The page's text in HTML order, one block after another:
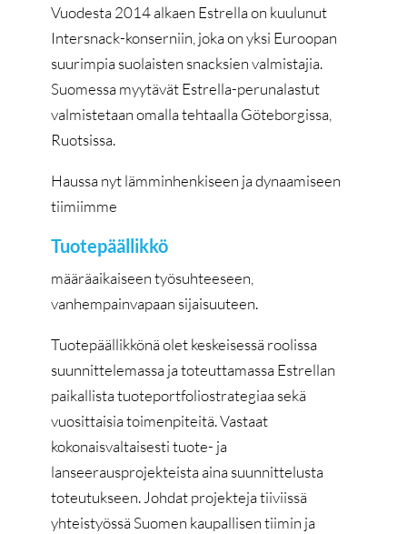
Vuodesta 2014 alkaen Estrella on kuulunut
Intersnack-konserniin, joka on yksi Euroopan
suurimpia suolaisten snacksien valmistajia.
Suomessa myytävät Estrella-perunalastut
valmistetaan omalla tehtaalla Göteborgissa,
Ruotsissa.
Haussa nyt lämminhenkiseen ja dynaamiseen
tiimiimme
Tuotepäällikkö
määräaikaiseen työsuhteeseen,
vanhempainvapaan sijaisuuteen.
Tuotepäällikkönä olet keskeisessä roolissa
suunnittelemassa ja toteuttamassa Estrellan
paikallista tuoteportfoliostrategiaa sekä
vuosittaisia toimenpiteitä. Vastaat
kokonaisvaltaisesti tuote- ja
lanseerausprojekteista aina suunnittelusta
toteutukseen. Johdat projekteja tiiviissä
yhteistyössä Suomen kaupallisen tiimin ja